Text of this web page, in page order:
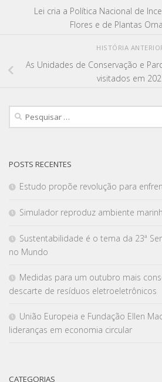
Lei cria a Política Nacional de
Flores e de Plantas
HISTÓRIA
As Unidades de Conservação e
visitados em
POSTS RECENTES
Estudo propõe revolução para
Simulador reproduz ambiente
Sustentabilidade é o tema da 23ª
no Mundo
Medidas para um outubro mais
descarte de resíduos eletroeletrônicos
União Europeia e Fundação Ellen
lideranças em economia circular
CATEGORIAS